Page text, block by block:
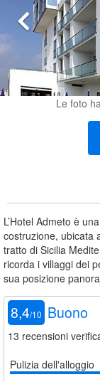
Le foto
L’Hotel Admeto è
costruzione, ubicata
tratto di Sicilia
ricorda i villaggi dei
sua posizione
8,4/10 Buono
13 recensioni
Pulizia dell'alloggio